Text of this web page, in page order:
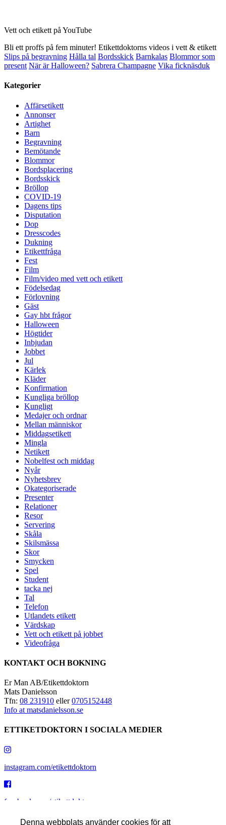
Denna webbplats använder cookies för att
Vett och etikett på YouTube
Bli ett proffs på fem minuter! Etikettdoktorns videos i vett & etikett
Slips på begravning Hålla tal Bordsskick Barnkalas Blommor som
present När är Halloween? Sabrera Champagne Vika ficknäsduk
Kategorier
Affärsetikett
Annonser
Artighet
Barn
Begravning
Bemötande
Blommor
Bordsplacering
Bordsskick
Bröllop
COVID-19
Dagens tips
Disputation
Dop
Dresscodes
Dukning
Etikettfråga
Fest
Film
Film/video med vett och etikett
Födelsedag
Förlovning
Gäst
Gay hbt frågor
Halloween
Högtider
Inbjudan
Jobbet
Jul
Kärlek
Kläder
Konfirmation
Kungliga bröllop
Kungligt
Medajer och ordnar
Mellan människor
Middagsetikett
Mingla
Netikett
Nobelfest och middag
Nyår
Nyhetsbrev
Okategoriserade
Presenter
Relationer
Resor
Servering
Skåla
Skilsmässa
Skor
Smycken
Spel
Student
tacka nej
Tal
Telefon
Utlandets etikett
Värdskap
Vett och etikett på jobbet
Videofråga
KONTAKT OCH BOKNING
Er Man AB/Etikettdoktorn
Mats Danielsson
Tfn: 08 231910 eller0705152448
Info at matsdanielsson.se
ETTIKETDOKTORN I SOCIALA MEDIER
instagram.com/etikettdoktorn
facebook.com/etikettdoktorn